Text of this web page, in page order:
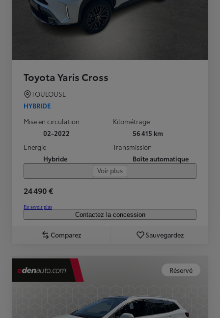
Toyota Yaris Cross
TOULOUSE
HYBRIDE
Mise en circulation
02-2022
Kilométrage
56 415 km
Energie
Hybride
Transmission
Boîte automatique
Voir plus
24 490 €
En savoir plus
Contactez la concession
Comparez Sauvegardez
Réservé